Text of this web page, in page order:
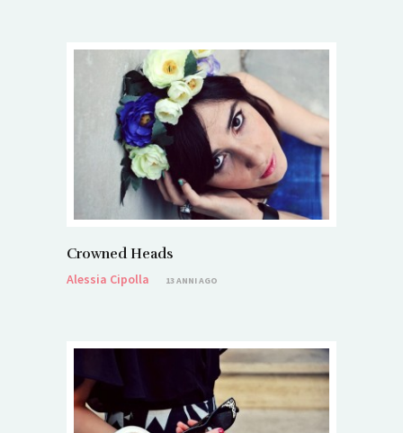
Crowned Heads
Alessia Cipolla
13 ANNI AGO